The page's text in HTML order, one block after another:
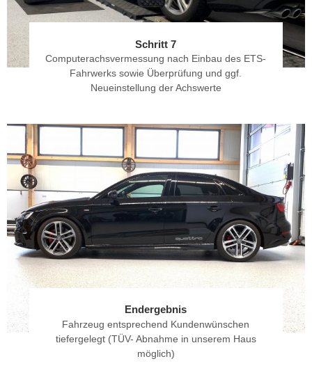
Schritt 7
Computerachsvermessung nach Einbau des ETS-
Fahrwerks sowie Überprüfung und ggf.
Neueinstellung der Achswerte
Endergebnis
Fahrzeug entsprechend Kundenwünschen
tiefergelegt (TÜV- Abnahme in unserem Haus
möglich)